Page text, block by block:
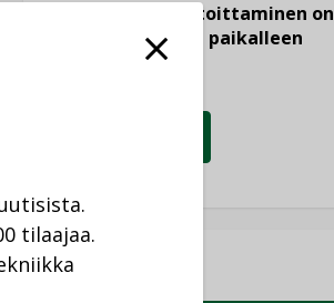
Vesi- ja viemärimitoittaminen on
jämähtänyt ajassa paikalleen
NIMITYKSET
tilaajaa.